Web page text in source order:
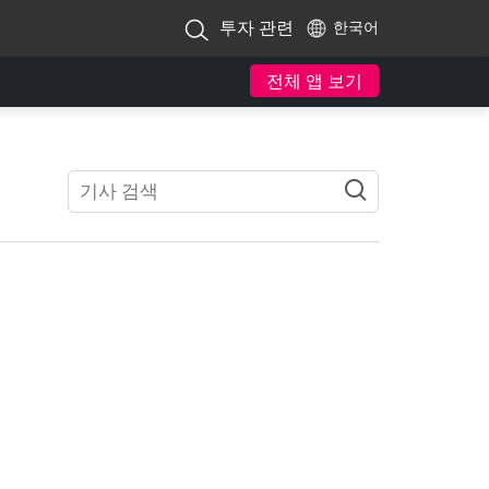
투자 관련 한국어
전체 앱 보기